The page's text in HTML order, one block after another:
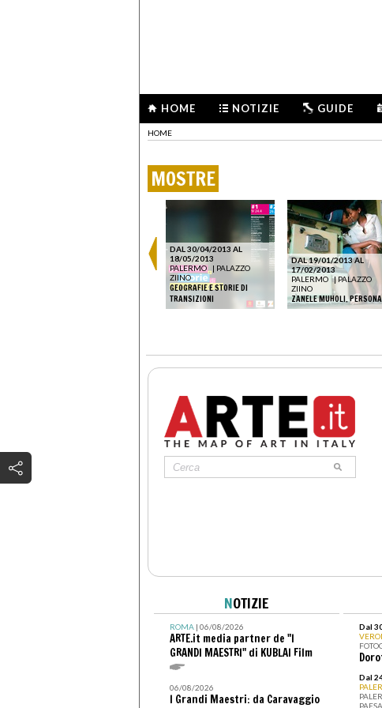
HOME NOTIZIE GUIDE
HOME
MOSTRE
DAL 30/04/2013 AL
18/05/2013
PALERMO
| PALAZZO
ZIINO
GEOGRAFIE E STORIE DI
TRANSIZIONI
DAL 19/01/2013 AL
17/02/2013
PALERMO |PALAZZO
ZIINO
ZANELE MUHOLI.
NOTIZIE
ROMA| 06/08/2026
ARTE.it media partner de "I
GRANDI MAESTRI" di KUBLAI Film
06/08/2026
I Grandi Maestri: da Caravaggio
Dal
Dal